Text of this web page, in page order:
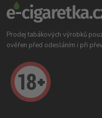
Prodej tabákových výrobků
ověřen před odesláním i při